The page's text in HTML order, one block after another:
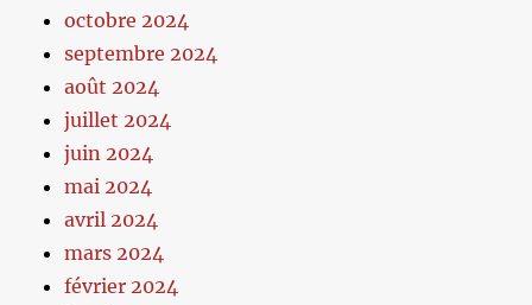
octobre 2024
septembre 2024
août 2024
juillet 2024
juin 2024
mai 2024
avril 2024
mars 2024
février 2024